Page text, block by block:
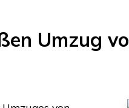
Umzug